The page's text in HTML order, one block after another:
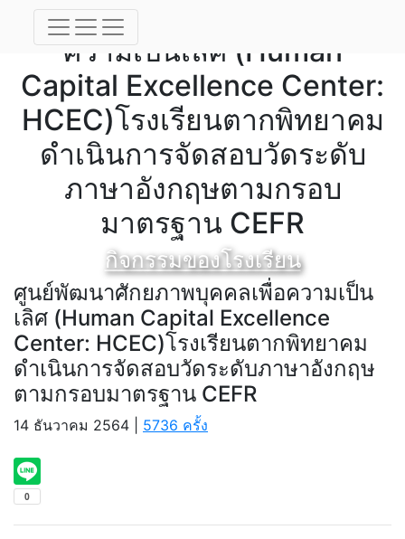
ศูนย์พัฒนาศักยภาพบุคคลเพื่อ
ความเป็นเลิศ (Human
Capital Excellence Center:
HCEC)โรงเรียนตากพิทยาคม
ดำเนินการจัดสอบวัดระดับ
ภาษาอังกฤษตามกรอบ
มาตรฐาน CEFR
กิจกรรมของโรงเรียน
ศูนย์พัฒนาศักยภาพบุคคลเพื่อความเป็น
เลิศ (Human Capital Excellence
Center: HCEC)โรงเรียนตากพิทยาคม
ดำเนินการจัดสอบวัดระดับภาษาอังกฤษ
ตามกรอบมาตรฐาน CEFR
14 ธันวาคม 2564 | 5736 ครั้ง